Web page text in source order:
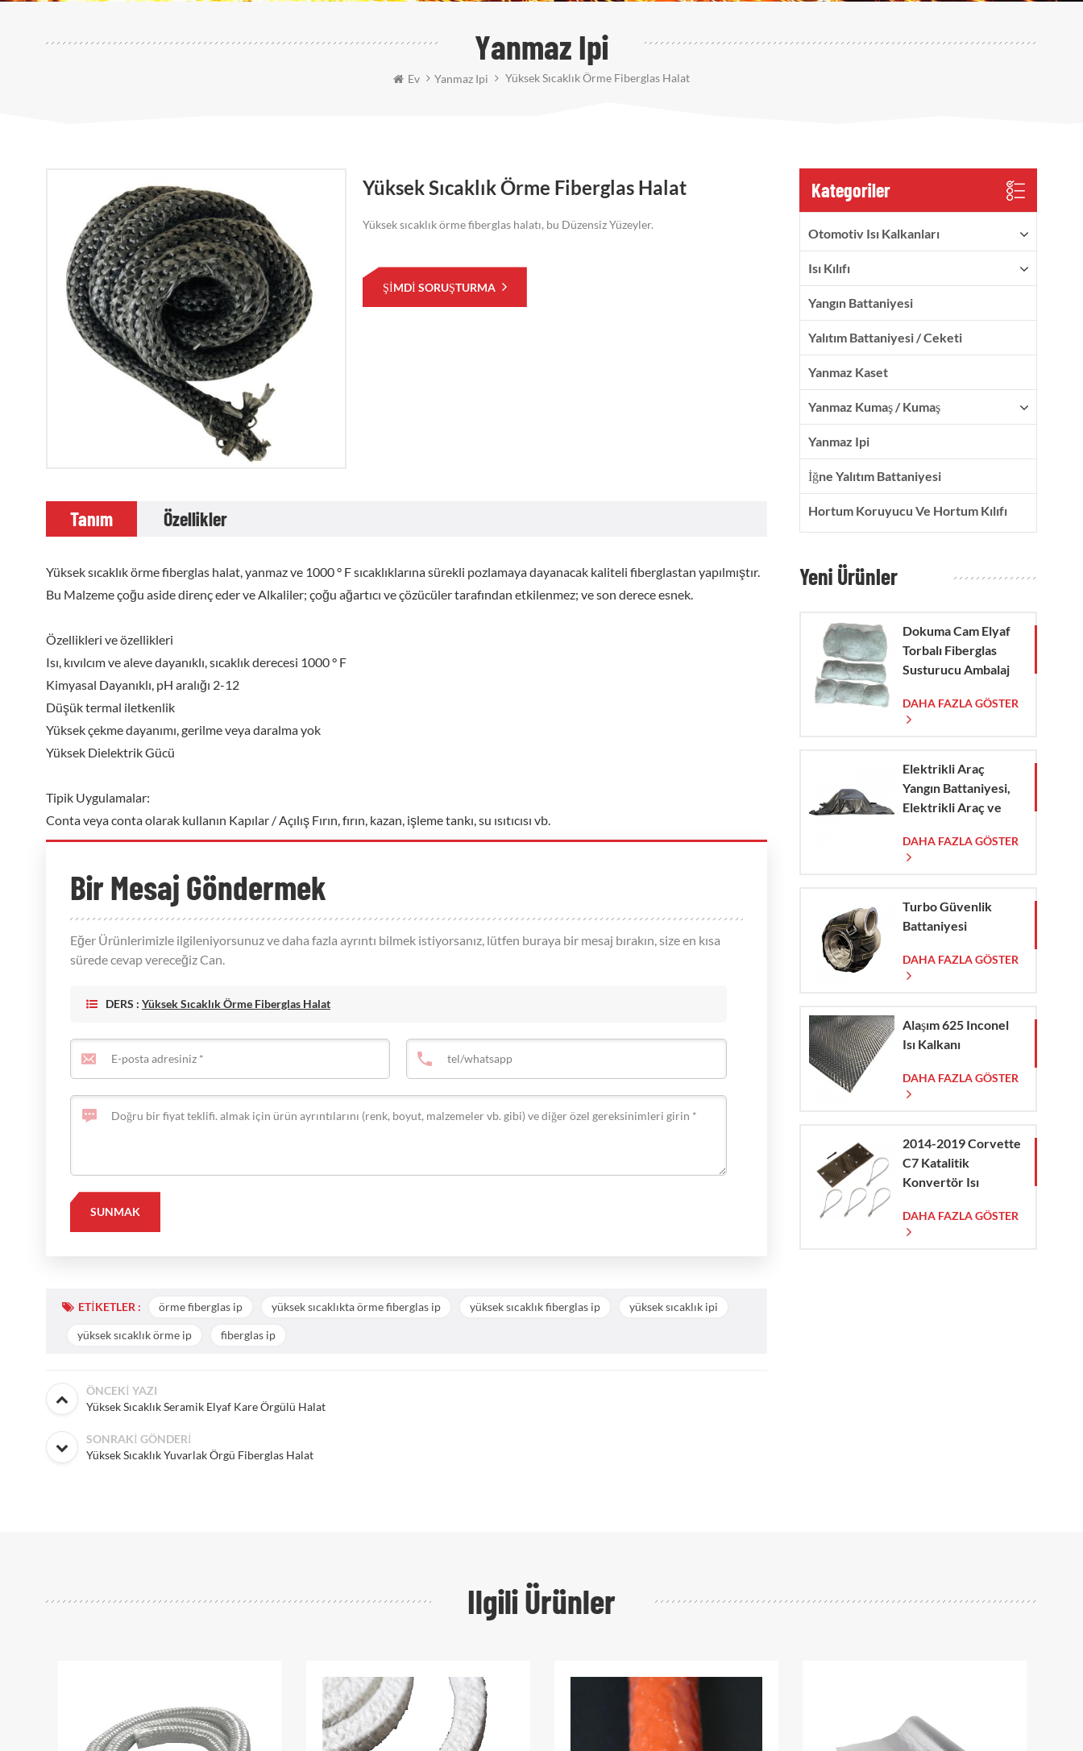
Yanmaz Ipi
Ev Yanmaz Ipi Yüksek Sıcaklık Örme Fiberglas Halat
Yüksek Sıcaklık Örme Fiberglas Halat
Yüksek sıcaklık örme fiberglas halatı, bu Düzensiz Yüzeyler.
ŞIMDI SORUŞTURMA
Tanım Özellikler
Yüksek sıcaklık örme fiberglas halat, yanmaz ve 1000 ° F sıcaklıklarına sürekli pozlamaya dayanacak kaliteli fiberglastan yapılmıştır.
Bu Malzeme çoğu aside direnç eder ve Alkaliler; çoğu ağartıcı ve çözücüler tarafından etkilenmez; ve son derece esnek.
Özellikleri ve özellikleri
Isı, kıvılcım ve aleve dayanıklı, sıcaklık derecesi 1000 ° F
Kimyasal Dayanıklı, pH aralığı 2-12
Düşük termal iletkenlik
Yüksek çekme dayanımı, gerilme veya daralma yok
Yüksek Dielektrik Gücü
Tipik Uygulamalar:
Conta veya conta olarak kullanın Kapılar / Açılış Fırın, fırın, kazan, işleme tankı, su ısıtıcısı vb.
Bir Mesaj Göndermek
Eğer Ürünlerimizle ilgileniyorsunuz ve daha fazla ayrıntı bilmek istiyorsanız, lütfen buraya bir mesaj bırakın, size en kısa
sürede cevap vereceğiz Can.
DERS : Yüksek Sıcaklık Örme Fiberglas Halat
ETIKETLER : örme fiberglas ip yüksek sıcaklıkta örme fiberglas ip yüksek sıcaklık fiberglas ip yüksek sıcaklık ipi
yüksek sıcaklık örme ip fiberglas ip
ÖNCEKI YAZI
Yüksek Sıcaklık Seramik Elyaf Kare Örgülü Halat
SONRAKI GÖNDERI
Yüksek Sıcaklık Yuvarlak Örgü Fiberglas Halat
Kategoriler
Otomotiv Isı Kalkanları
Isı Kılıfı
Yangın Battaniyesi
Yalıtım Battaniyesi / Ceketi
Yanmaz Kaset
Yanmaz Kumaş / Kumaş
Yanmaz Ipi
İğne Yalıtım Battaniyesi
Hortum Koruyucu Ve Hortum Kılıfı
Yeni Ürünler
Dokuma Cam Elyaf
Torbalı Fiberglas
Susturucu Ambalaj
DAHA FAZLA GÖSTER
Elektrikli Araç
Yangın Battaniyesi,
Elektrikli Araç ve
Yangınlarında Acil
Durum Müdahalesi
DAHA FAZLA GÖSTER
Turbo Güvenlik
Battaniyesi
DAHA FAZLA GÖSTER
Alaşım 625 Inconel
Isı Kalkanı
DAHA FAZLA GÖSTER
2014-2019 Corvette
C7 Katalitik
Konvertör Isı
DAHA FAZLA GÖSTER
Ilgili Ürünler